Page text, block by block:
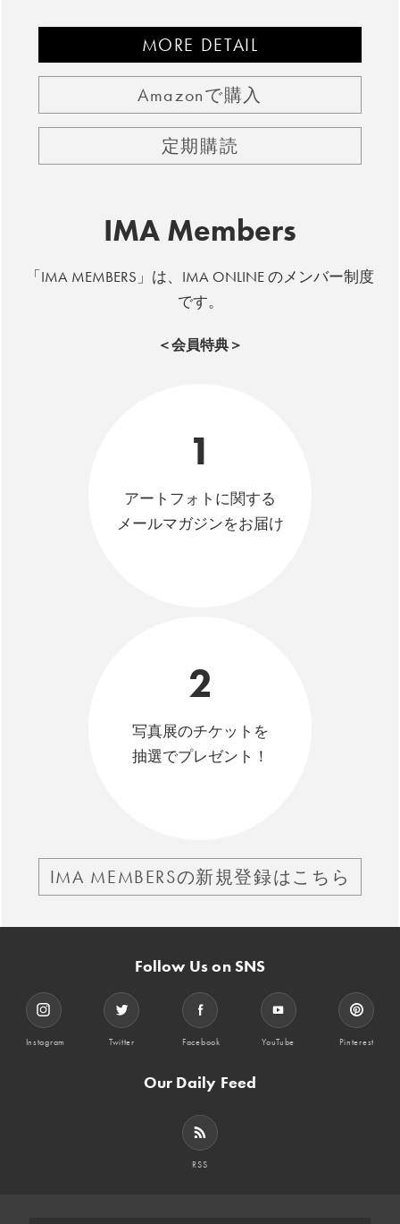
MORE DETAIL
Amazonで購入
定期購読
IMA Members
「IMA MEMBERS」は、IMA ONLINE のメンバー制度
です。
＜会員特典＞
1
アートフォトに関する
メールマガジンをお届け
2
写真展のチケットを
抽選でプレゼント！
IMA MEMBERSの新規登録はこちら
Follow Us on SNS
Instagram Twitter Facebook YouTube Pinterest
Our Daily Feed
RSS